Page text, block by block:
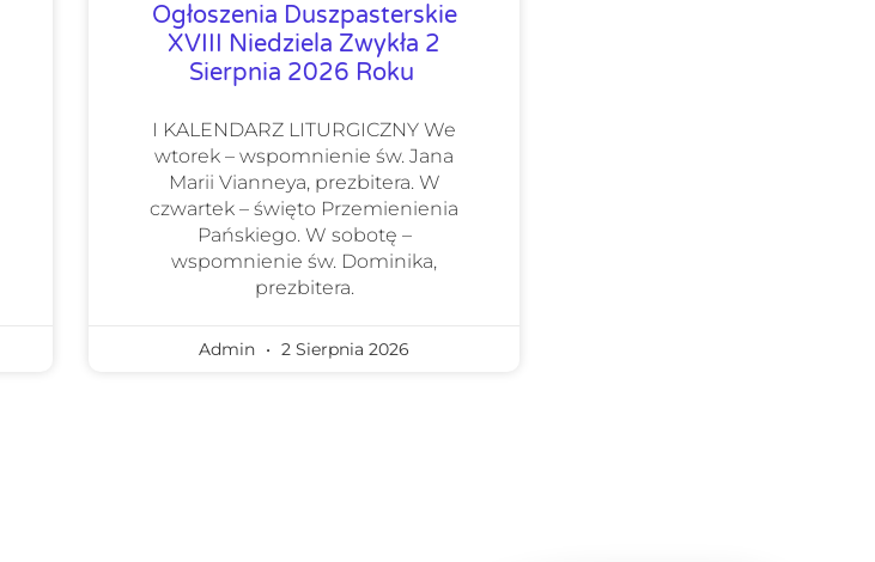
Ogłoszenia Duszpasterskie
XVIII Niedziela Zwykła 2
Sierpnia 2026 Roku
I KALENDARZ LITURGICZNY We
wtorek – wspomnienie św. Jana
Marii Vianneya, prezbitera. W
czwartek – święto Przemienienia
Pańskiego. W sobotę –
wspomnienie św. Dominika,
prezbitera.
Admin 2 Sierpnia 2026